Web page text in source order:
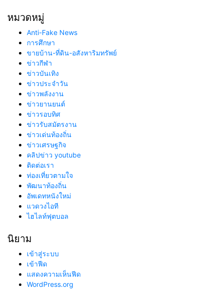
หมวดหมู่
Anti-Fake News
การศึกษา
ขายบ้าน-ที่ดิน-อสังหาริมทรัพย์
ข่าวกีฬา
ข่าวบันเทิง
ข่าวประจำวัน
ข่าวพลังงาน
ข่าวยานยนต์
ข่าวรอบทิศ
ข่าวรับสมัตรงาน
ข่าวเด่นท้องถิ่น
ข่าวเศรษฐกิจ
คลิปข่าว youtube
ติดต่อเรา
ท่องเที่ยวตามใจ
พัฒนาท้องถิ่น
อัพเดทหนังใหม่
แวดวงไอที
ไฮไลท์ฟุตบอล
นิยาม
เข้าสู่ระบบ
เข้าฟีด
แสดงความเห็นฟีด
WordPress.org